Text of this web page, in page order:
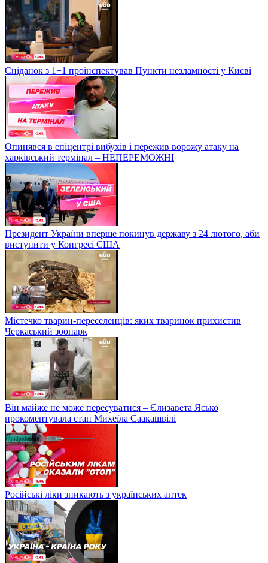
Сніданок з 1+1 проінспектував Пункти незламності у Києві
Опинявся в епіцентрі вибухів і пережив ворожу атаку на
харківський термінал – НЕПЕРЕМОЖНІ
Президент України вперше покинув державу з 24 лютого, аби
виступити у Конгресі США
Містечко тварин-переселенців: яких тваринок прихистив
Черкаський зоопарк
Він майже не може пересуватися – Єлизавета Ясько
прокоментувала стан Михеїла Саакашвілі
Російські ліки зникають з українських аптек